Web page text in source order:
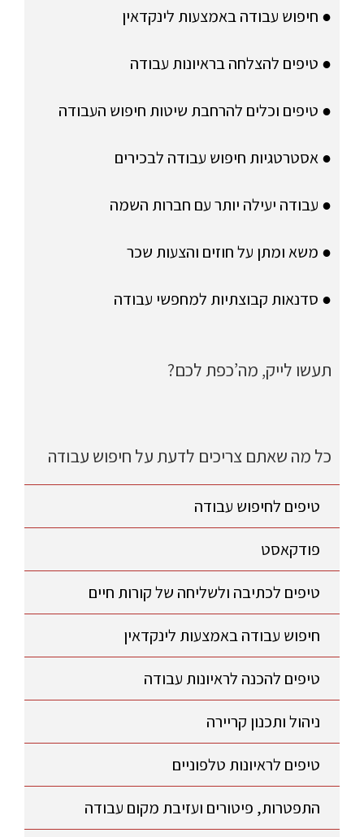
● חיפוש עבודה באמצעות לינקדאין
● טיפים להצלחה בראיונות עבודה
● טיפים וכלים להרחבת שיטות חיפוש העבודה
● אסטרטגיות חיפוש עבודה לבכירים
● עבודה יעילה יותר עם חברות השמה
● משא ומתן על חוזים והצעות שכר
● סדנאות קבוצתיות למחפשי עבודה
תעשו לייק, מה’כפת לכם?
כל מה שאתם צריכים לדעת על חיפוש עבודה
טיפים לחיפוש עבודה
פודקאסט
טיפים לכתיבה ולשליחה של קורות חיים
חיפוש עבודה באמצעות לינקדאין
טיפים להכנה לראיונות עבודה
ניהול ותכנון קריירה
טיפים לראיונות טלפוניים
התפטרות, פיטורים ועזיבת מקום עבודה